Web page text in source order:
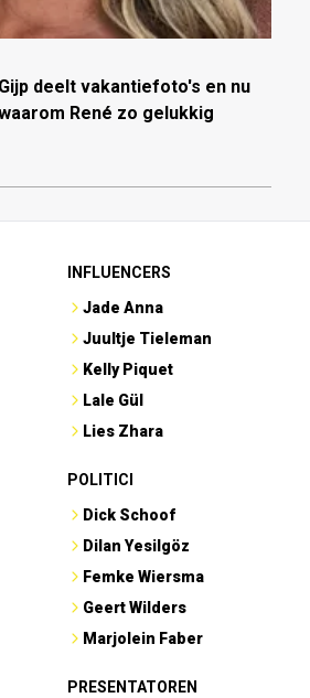
deelt vakantiefoto's en nu
René zo gelukkig
INFLUENCERS
Jade Anna
Juultje Tieleman
Kelly Piquet
Lale Gül
Lies Zhara
POLITICI
Dick Schoof
Dilan Yesilgöz
Femke Wiersma
Geert Wilders
Marjolein Faber
PRESENTATOREN